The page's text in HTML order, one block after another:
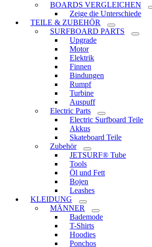
BOARDS VERGLEICHEN
Zeige die Unterschiede
TEILE & ZUBEHÖR
SURFBOARD PARTS
Upgrade
Motor
Elektrik
Finnen
Bindungen
Rumpf
Turbine
Auspuff
Electric Parts
Electric Surfboard Teile
Akkus
Skateboard Teile
Zubehör
JETSURF® Tube
Tools
Öl und Fett
Bojen
Leashes
KLEIDUNG
MÄNNER
Bademode
T-Shirts
Hoodies
Ponchos